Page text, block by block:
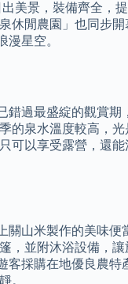
美景，裝備齊全，
休閒農園」也同步
星空。
錯過最盛綻的觀賞期
的泉水溫度較高，光
可以享受露營，還
關山米製作的美味便
，並附沐浴設備，
客採購在地優良農特
。